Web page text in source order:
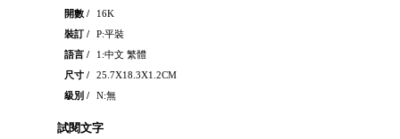
開數 /
16K
裝訂 /
P:平裝
語言 /
1:中文 繁體
尺寸 /
25.7X18.3X1.2CM
級別 /
N:無
試閱文字